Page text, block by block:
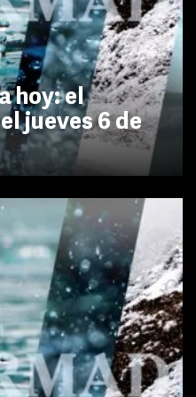
hoy: el
jueves 6 de